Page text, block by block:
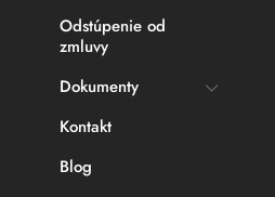
Odstúpenie od
zmluvy
Dokumenty
Kontakt
Blog